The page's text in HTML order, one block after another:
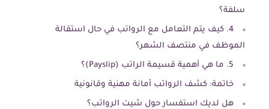
سلفة؟
4. كيف يتم التعامل مع الرواتب في حال استقالة
الموظف في منتصف الشهر؟
5. ما هي أهمية قسيمة الراتب (Payslip)؟
خاتمة: كشف الرواتب أمانة مهنية وقانونية
هل لديك استفسار حول شيت الرواتب؟